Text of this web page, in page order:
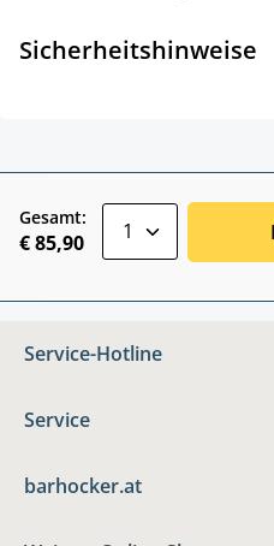
Sicherheitshinweise
Gesamt:
€ 85,90
Service-Hotline
Service
barhocker.at